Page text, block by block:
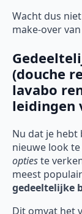
Wacht dus
make-over
(douche
lavabo
leidingen
Nu dat je hebt
nieuwe look
optieste
meest
gedeeltelijke
Dit omvat het